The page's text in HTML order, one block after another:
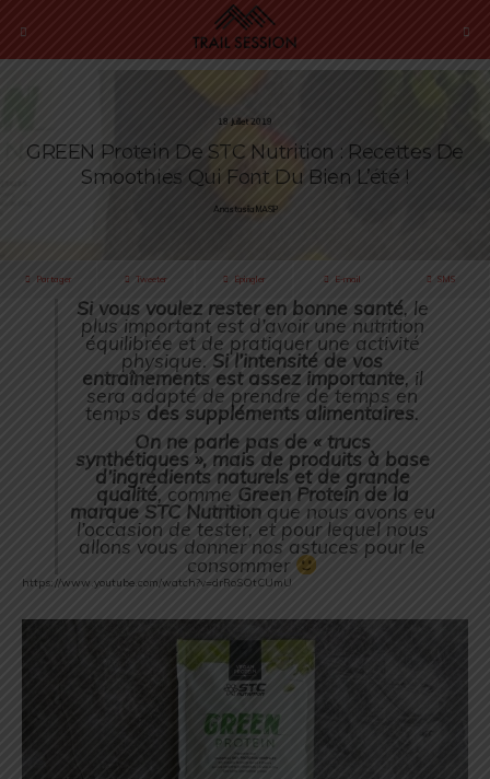
18 Juillet 2019
GREEN Protein De STC Nutrition : Recettes De
Smoothies Qui Font Du Bien L’été !
Anastasiia MASIP
Partager Tweeter Épingler E-mail SMS
Si vous voulez rester en bonne santé, le
plus important est d’avoir une nutrition
équilibrée et de pratiquer une activité
physique. Si l’intensité de vos
entraînements est assez importante, il
sera adapté de prendre de temps en
temps des suppléments alimentaires.
On ne parle pas de « trucs
synthétiques », mais de produits à base
d’ingrédients naturels et de grande
qualité, comme Green Protein de la
marque STC Nutritionque nous avons eu
l’occasion de tester, et pour lequel nous
allons vous donner nos astuces pour le
consommer
https://www.youtube.com/watch?v=drRoSOtCUmU